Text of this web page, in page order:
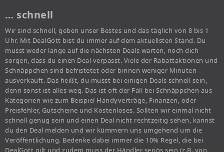
… schnell
Wir sind schnell, geben unser Bestes und das täglich von 8 bis 1
Uhr. Mit DealGott bist du immer auf dem aktuellsten Stand. Du
musst weder lange auf die nächsten Deals warten, noch dich
sorgen, dass du einen Deal verpasst. Viele der Rabattaktionen und
Schnäppchen sind befristetet oder binnen weniger Minuten
ausverkauft. Das heißt, du musst bei einigen Deals schnell sein,
denn sonst ist alles weg. Das ist oft der Fall bei Schnäppchen aus
Kategorien wie zum Beispiel Handyverträge, Finanzen, oder
Preisfehler, Gutscheine und Kostenloses. Sollten wir einmal nicht
schnell genug sein und einen Deal nicht rechtzeitig sehen, kannst
du den Deal melden und wir kümmern uns umgehend um die
Veröffentlichung. Bedenke dabei immer die 10% Regel, die bei
DealGott gilt und zudem muss der Händler seriös sein (z.B. von